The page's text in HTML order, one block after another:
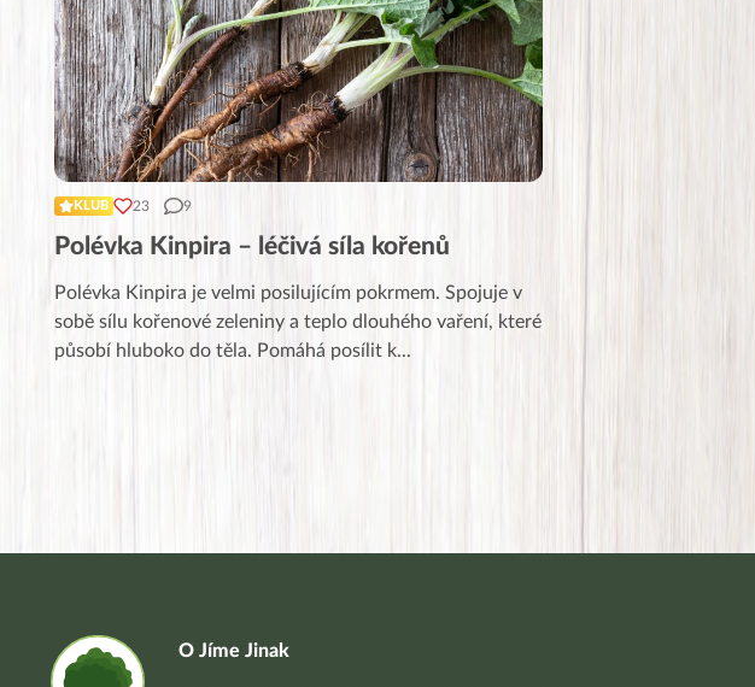
KLUB 23 9
Polévka Kinpira – léčivá síla kořenů
Polévka Kinpira je velmi posilujícím pokrmem. Spojuje v
sobě sílu kořenové zeleniny a teplo dlouhého vaření, které
působí hluboko do těla. Pomáhá posílit k...
O Jíme Jinak